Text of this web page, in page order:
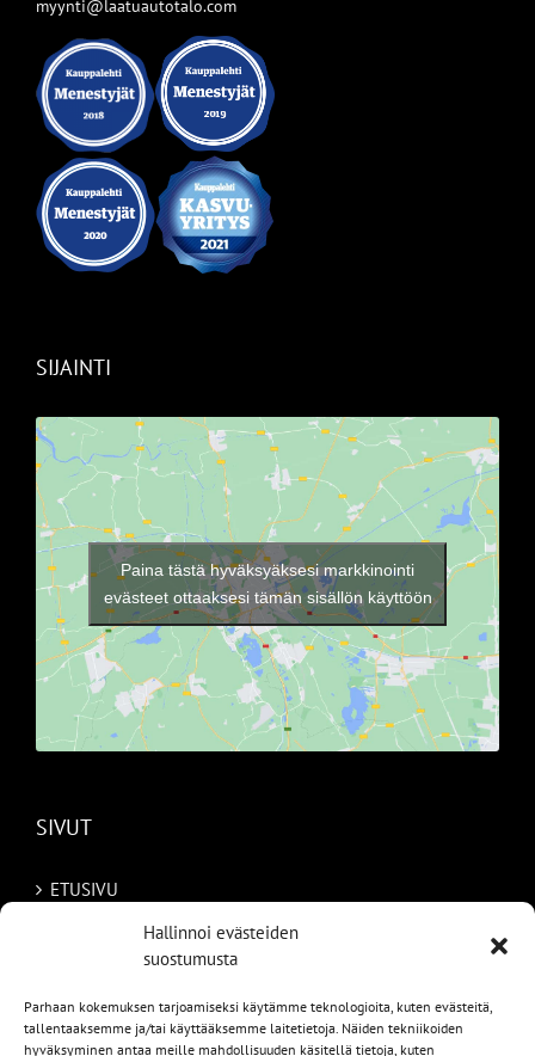
Hallinnoi evästeiden
suostumusta
Parhaan kokemuksen tarjoamiseksi käytämme teknologioita, kuten evästeitä,
tallentaaksemme ja/tai käyttääksemme laitetietoja. Näiden tekniikoiden
hyväksyminen antaa meille mahdollisuuden käsitellä tietoja, kuten
myynti@laatuautotalo.com
SIJAINTI
Paina tästä hyväksyäksesi markkinointi
evästeet ottaaksesi tämän sisällön käyttöön
SIVUT
ETUSIVU
TILAA AUTO RUOTSISTA